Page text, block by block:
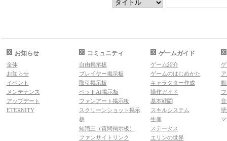
お知らせ
全体
お知らせ
イベント
メンテナンス
アップデート
ETERNITY
コミュニティ
自由掲示板
プレイヤー掲示板
取引掲示板
ペットAI掲示板
ファンアート掲示板
スクリーンショット掲示
板
知識王（質問掲示板）
ファンサイトリンク
ゲームガイド
ゲーム紹介
ゲームのはじめかた
キャラクター作成
操作ガイド
基本戦闘
スキルシステム
生産
ステータス
エリンの世界